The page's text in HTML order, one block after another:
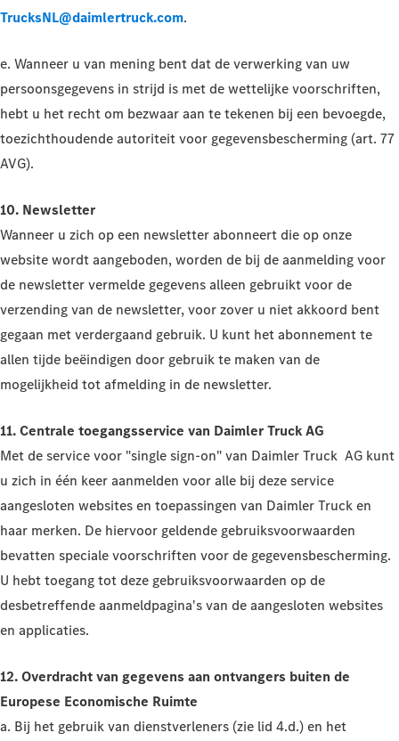
TrucksNL@daimlertruck.com.
e. Wanneer u van mening bent dat de verwerking van uw
persoonsgegevens in strijd is met de wettelijke voorschriften,
hebt u het recht om bezwaar aan te tekenen bij een bevoegde,
toezichthoudende autoriteit voor gegevensbescherming (art. 77
AVG).
10. Newsletter
Wanneer u zich op een newsletter abonneert die op onze
website wordt aangeboden, worden de bij de aanmelding voor
de newsletter vermelde gegevens alleen gebruikt voor de
verzending van de newsletter, voor zover u niet akkoord bent
gegaan met verdergaand gebruik. U kunt het abonnement te
allen tijde beëindigen door gebruik te maken van de
mogelijkheid tot afmelding in de newsletter.
11. Centrale toegangsservice van Daimler Truck AG
Met de service voor "single sign-on" van Daimler Truck AG kunt
u zich in één keer aanmelden voor alle bij deze service
aangesloten websites en toepassingen van Daimler Trucken
haar merken. De hiervoor geldende gebruiksvoorwaarden
bevatten speciale voorschriften voor de gegevensbescherming.
U hebt toegang tot deze gebruiksvoorwaarden op de
desbetreffende aanmeldpagina's van de aangesloten websites
en applicaties.
12. Overdracht van gegevens aan ontvangers buiten de
Europese Economische Ruimte
a. Bij het gebruik van dienstverleners (zie lid 4.d.) en het